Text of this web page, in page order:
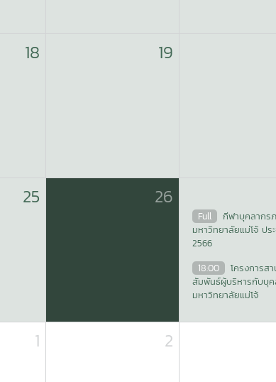
18 19
25 26
Full
กีฬาบุคลากร
มหาวิทยาลัยแม่โจ้ ปร
2566
18:00
โครงการส
สัมพันธ์ผู้บริหารกับบุค
มหาวิทยาลัยแม่โจ้
1 2